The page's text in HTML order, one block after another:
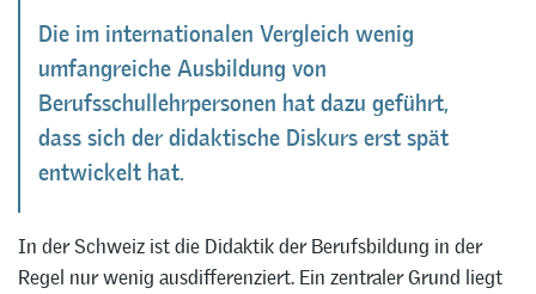
Die im internationalen Vergleich wenig
umfangreiche Ausbildung von
Berufsschullehrpersonen hat dazu geführt,
dass sich der didaktische Diskurs erst spät
entwickelt hat.
In der Schweiz ist die Didaktik der Berufsbildung in der
Regel nur wenig ausdifferenziert. Ein zentraler Grund liegt